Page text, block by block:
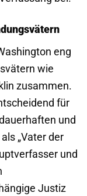
eng
wie
zusammen.
für
und
„Vater der
und
Justiz